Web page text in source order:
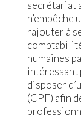
secrétariat
n’empêche
rajouter à
humaines
intéressant
disposer
(CPF) afin